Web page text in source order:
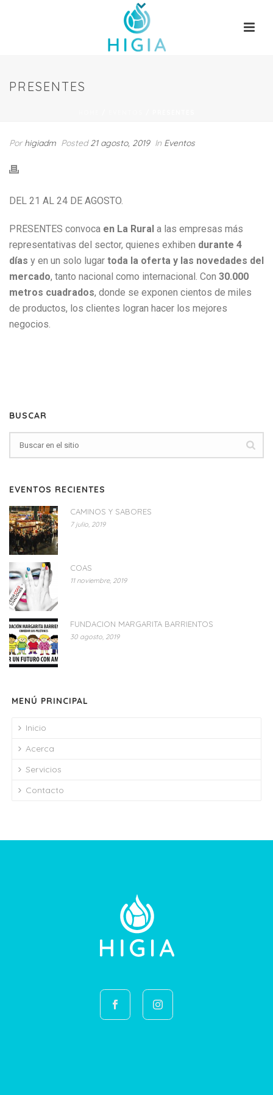
PRESENTES
Porhigiadm Posted21 agosto, 2019 In Eventos
DEL 21 AL 24 DE AGOSTO.
PRESENTES convoca en La Rural a las empresas más
representativas del sector, quienes exhiben durante 4
días y en un solo lugar toda la oferta y las novedades del
mercado, tanto nacional como internacional. Con 30.000
metros cuadrados, donde se exponen cientos de miles
de productos, los clientes logran hacer los mejores
negocios.
BUSCAR
EVENTOS RECIENTES
CAMINOS Y SABORES
7 julio, 2019
COAS
11 noviembre, 2019
FUNDACION MARGARITA BARRIENTOS
30 agosto, 2019
MENÚ PRINCIPAL
Inicio
Acerca
Servicios
Contacto